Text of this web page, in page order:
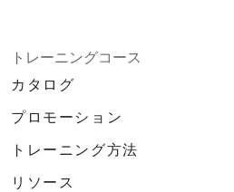
トレーニングコース
カタログ
プロモーション
トレーニング方法
リソース